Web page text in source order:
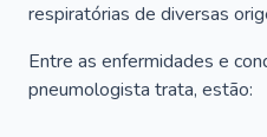
respiratórias de diversas
Entre as enfermidades e
pneumologista trata, estão: